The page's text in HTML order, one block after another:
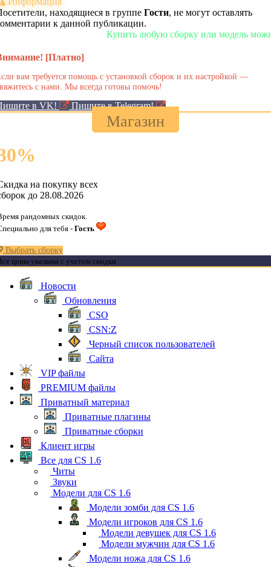
находящиеся в группе Гости, не могут оставлять
к данной публикации.
Купить любую сборку или модель можно у
[Платно]
вам требуется помощь с установкой сборок и их настройкой —
с нами. Мы всегда готовы помочь!
в VK! Пишите в Telegram!
Магазин
%
на покупку всех
до 28.08.2026
рандомных скидок.
для тебя - Гость
Выбрать сборку
цены указаны с учетом скидки
Новости
Обновления
CSO
CSN:Z
Черный список пользователей
Сайта
VIP файлы
PREMIUM файлы
Приватный материал
Приватные плагины
Приватные сборки
Клиент игры
Все для CS 1.6
Читы
Звуки
Модели для CS 1.6
Модели зомби для CS 1.6
Модели игроков для CS 1.6
Модели девушек для CS 1.6
Модели мужчин для CS 1.6
Модели ножа для CS 1.6